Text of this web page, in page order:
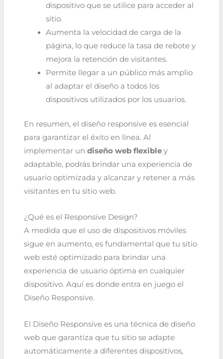
dispositivo que se utilice para acceder al
sitio.
Aumenta la velocidad de carga de la
página, lo que reduce la tasa de rebote y
mejora la retención de visitantes.
Permite llegar a un público más amplio
al adaptar el diseño a todos los
dispositivos utilizados por los usuarios.
En resumen, el diseño responsive es esencial
para garantizar el éxito en línea. Al
implementar un diseño web flexibley
adaptable, podrás brindar una experiencia de
usuario optimizada y alcanzar y retener a más
visitantes en tu sitio web.
¿Qué es el Responsive Design?
A medida que el uso de dispositivos móviles
sigue en aumento, es fundamental que tu sitio
web esté optimizado para brindar una
experiencia de usuario óptima en cualquier
dispositivo. Aquí es donde entra en juego el
Diseño Responsive.
El Diseño Responsive es una técnica de diseño
web que garantiza que tu sitio se adapte
automáticamente a diferentes dispositivos,